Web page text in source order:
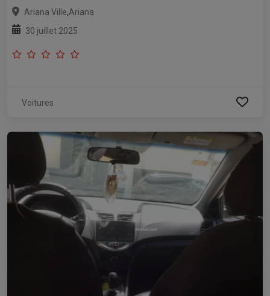
Ariana Ville,Ariana
30 juillet 2025
Voitures